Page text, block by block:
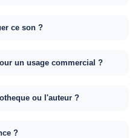
ce son ?
un usage commercial ?
ou l'auteur ?
?